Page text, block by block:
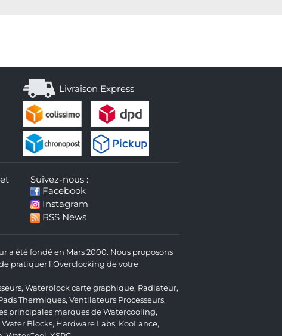
Livraison Express
Suivez-nous :
Facebook
Instagram
RSS News
a été fondé en Mars 2000. Nous proposons
pratiquer l'Overclocking de votre
, Waterblock carte graphique, Radiateur,
Thermiques, Ventilateurs Processeurs,
principales marques de Watercooling,
Water Blocks, Hardware Labs, KooLance,